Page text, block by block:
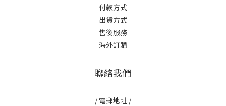
付款方式
出貨方式
售後服務
海外訂購
聯絡我們
/ 電郵地址 /